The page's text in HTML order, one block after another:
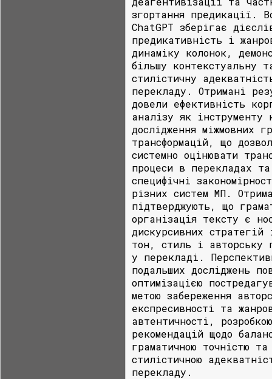
згортання предикації.
ChatGPT зберігає
предикативність і
динаміку колонок,
більшу контекстуальну
стилістичну
перекладу. Отримані
довели ефективність
аналізу як інструменту
дослідження міжмовних
трансформацій, що
системно оцінювати
процеси в перекладах
специфічні
різних систем МП.
підтверджують, що
організація тексту є
дискурсивних стратегій
тон, стиль і авторську
у перекладі.
подальших досліджень
оптимізацією
метою забереження
експресивності та
автентичності, розробкою
рекомендацій щодо
граматичною точністю та
стилістичною
перекладу.